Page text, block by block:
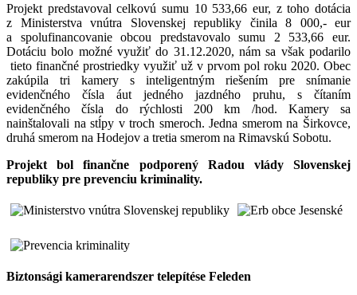
Projekt predstavoval celkovú sumu 10 533,66 eur, z toho dotácia
z Ministerstva vnútra Slovenskej republiky činila 8 000,- eur
a spolufinancovanie obcou predstavovalo sumu 2 533,66 eur.
Dotáciu bolo možné využiť do 31.12.2020, nám sa však podarilo
tieto finančné prostriedky využiť už v prvom pol roku 2020. Obec
zakúpila tri kamery s inteligentným riešením pre snímanie
evidenčného čísla áut jedného jazdného pruhu, s čítaním
evidenčného čísla do rýchlosti 200 km /hod. Kamery sa
nainštalovali na stĺpy v troch smeroch. Jedna smerom na Širkovce,
druhá smerom na Hodejov a tretia smerom na Rimavskú Sobotu.
Projekt bol finančne podporený Radou vlády Slovenskej
republiky pre prevenciu kriminality.
Biztonsági kamerarendszer telepítése Feleden